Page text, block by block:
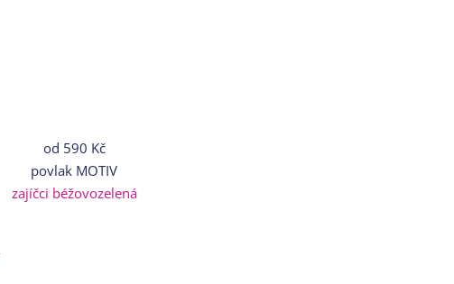
od 590 Kč
povlak MOTIV
zajíčci béžovozelená